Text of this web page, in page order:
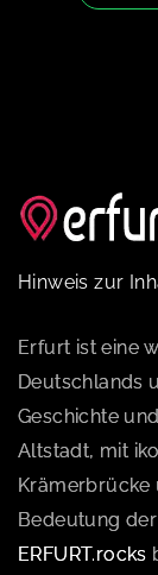
Hinweis zur
Erfurt ist eine
Deutschlands
Geschichte
Altstadt, mit
Krämerbrücke
Bedeutung
ERFURT.rocks